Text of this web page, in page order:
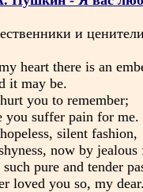
и
heart there is an
it may be.
you to remember;
you suffer pain for me.
silent fashion,
now by jealous
pure and tender
loved you so, my dear.